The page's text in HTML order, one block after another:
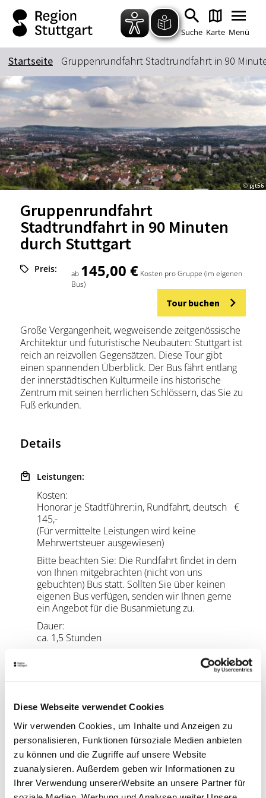
Diese Webseite verwendet Cookies
Wir verwenden Cookies, um Inhalte und Anzeigen zu
personalisieren, Funktionen fürsoziale Medien anbieten
zu können und die Zugriffe auf unsere Website
zuanalysieren. Außerdem geben wir Informationen zu
Ihrer Verwendung unsererWebsite an unsere Partner für
Zum Hauptinhalt springen
Zur Suche springen
Zur Hauptnavigation
Zum Footer springen
Suche Karte Menü
Suchbegriff
Das könnte Sie interessieren
Stadtführungen
Tickets
Citytour
Übernachtung
Erlebnisse
Essen & Trinken
Wein
Automobil
Kultur
Feste & Highlights
Startseite Gruppenrundfahrt Stadtrundfahrt in 90
© pjt56
Gruppenrundfahrt
Stadtrundfahrt in 90 Minuten
durch Stuttgart
Preis: ab 145,00 € Kosten pro Gruppe (im eigenen
Bus)
Tour buchen
Große Vergangenheit, wegweisende zeitgenössische
Architektur und futuristische Neubauten: Stuttgart ist
reich an reizvollen Gegensätzen. Diese Tour gibt
einen spannenden Überblick. Der Bus fährt entlang
der innerstädtischen Kulturmeile ins historische
Zentrum mit seinen herrlichen Schlössern, das Sie zu
Fuß erkunden.
Details
Leistungen:
Kosten:
Honorar je Stadtführer:in, Rundfahrt, deutsch €
145,-
(Für vermittelte Leistungen wird keine
Mehrwertsteuer ausgewiesen)
Bitte beachten Sie: Die Rundfahrt findet in dem
von Ihnen mitgebrachten (nicht von uns
gebuchten) Bus statt. Sollten Sie über keinen
eigenen Bus verfügen, senden wir Ihnen gerne
ein Angebot für die Busanmietung zu.
Dauer:
ca. 1,5 Stunden
Schillerstraße 23
Innenstadt
weitere Sprachen:
Englisch, Französisch, Spanisch, Italienisch,
Portugiesisch, Polnisch, Russisch und Chinesisch.
Höchstteilnehmerzahl je nach Busgröße
Angebot freibleibend vorbehaltlich der